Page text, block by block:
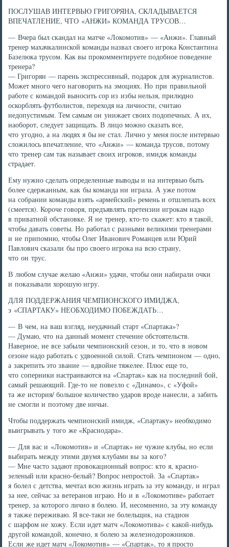
ПОСЛУШАВ ИНТЕРВЬЮ ГРИГОРЯНА, СКЛАДЫВАЕТСЯ
ВПЕЧАТЛЕНИЕ, ЧТО «АНЖИ» КОМАНДА ТРУСОВ…
— Вчера был скандал на матче «Локомотив» — «Анжи». Главный
тренер махачкалинской команды назвал своего игрока Константина
Базелюка трусом. Как вы прокомментируете подобное поведение
тренера?
— Григорян — парень экспрессивный, подарок для журналистов.
Может много чего наговорить на эмоциях. Но при правильной
работе с командой выносить сор из избы нельзя, прилюдно
оскорблять футболистов, переходя на личности, считаю
недопустимым. Тем самым он унижает своих подопечных. А их,
наоборот, следует защищать. В лицо можно сказать все,
что угодно, а на людях я бы не стал. Лично у меня после интервью
сложилось впечатление, что «Анжи» — команда трусов, потому
что тренер сам так называет своих игроков, имидж команды
страдает.
Ему нужно сделать определенные выводы и на интервью быть
более сдержанным, как бы команда ни играла. А уже потом
на собрании команды взять «армейский» ремень и отшлепать всех
(смеется). Короче говоря, предъявлять претензии игрокам надо
в приватной обстановке. Я не тренер, кто-то скажет: кто я такой,
чтобы давать советы. Но работал с разными великими тренерами
и не припомню, чтобы Олег Иванович Романцев или Юрий
Павлович сказали бы про своего игрока на всю страну,
что он трус.
В любом случае желаю «Анжи» удачи, чтобы они набирали очки
и показывали хорошую игру.
ДЛЯ ПОДДЕРЖАНИЯ ЧЕМПИОНСКОГО ИМИДЖА,
э «СПАРТАКУ» НЕОБХОДИМО ПОБЕЖДАТЬ…
— В чем, на ваш взгляд, неудачный старт «Спартака»?
— Думаю, что на данный момент стечение обстоятельств.
Наверное, не все забыли чемпионский сезон, и то, что в новом
сезоне надо работать с удвоенной силой. Стать чемпионом — одно,
а закрепить это звание — вдвойне тяжелее. Плюс еще то,
что соперники настраиваются на «Спартак» как на последний бой,
самый решающий. Где-то не повезло с «Динамо», с «Уфой»
та же история/ большое количество ударов вроде нанесли, а забить
не смогли и поэтому две ничьи.
Чтобы поддержать чемпионский имидж, «Спартаку» необходимо
выигрывать у того же «Краснодара».
— Для вас и «Локомотив» и «Спартак» не чужие клубы, но если
выбирать между этими двумя клубами вы за кого?
— Мне часто задают провокационный вопрос: кто я, красно-
зеленый или красно-белый? Вопрос непростой. За «Спартак»
я болел с детства, мечтал всю жизнь играть за эту команду, и играл
за нее, сейчас за ветеранов играю. Но и в «Локомотиве» работает
тренер, за которого лично я болею. И, несомненно, за эту команду
я также переживаю. Я все-таки не болельщик, на стадион
с шарфом не хожу. Если идет матч «Локомотива» с какой-нибудь
другой командой, конечно, я болею за железнодорожников.
Если же идет матч «Локомотив» — «Спартак», то я просто